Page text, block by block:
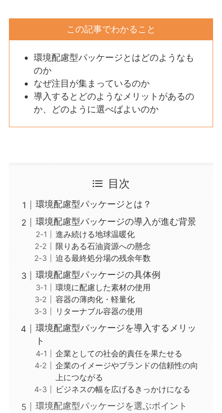
この記事でわかること
環境配慮型パッケージとはどのようなも
のか
なぜ注目が集まっているのか
導入するとどのようなメリットがあるの
か、どのように選べばよいのか
目次
環境配慮型パッケージとは？
環境配慮型パッケージの導入が進む背景
進み続ける地球温暖化
限りある石油資源への懸念
迫る最終処分場の残余年数
環境配慮型パッケージの具体例
環境に配慮した素材の使用
容器の薄肉化・軽量化
リターナブル容器の使用
環境配慮型パッケージを導入するメリッ
ト
企業としての社会的責任を果たせる
企業のイメージやブランドの信頼性の向
上につながる
ビジネスの幅を広げるきっかけになる
環境配慮型パッケージを選ぶポイント